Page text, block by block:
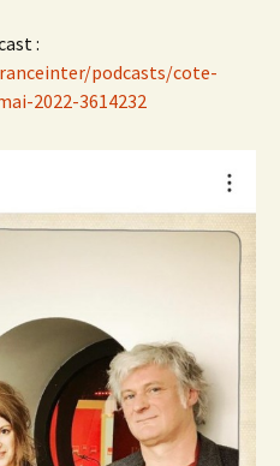
:
podcasts/cote-
2022-3614232